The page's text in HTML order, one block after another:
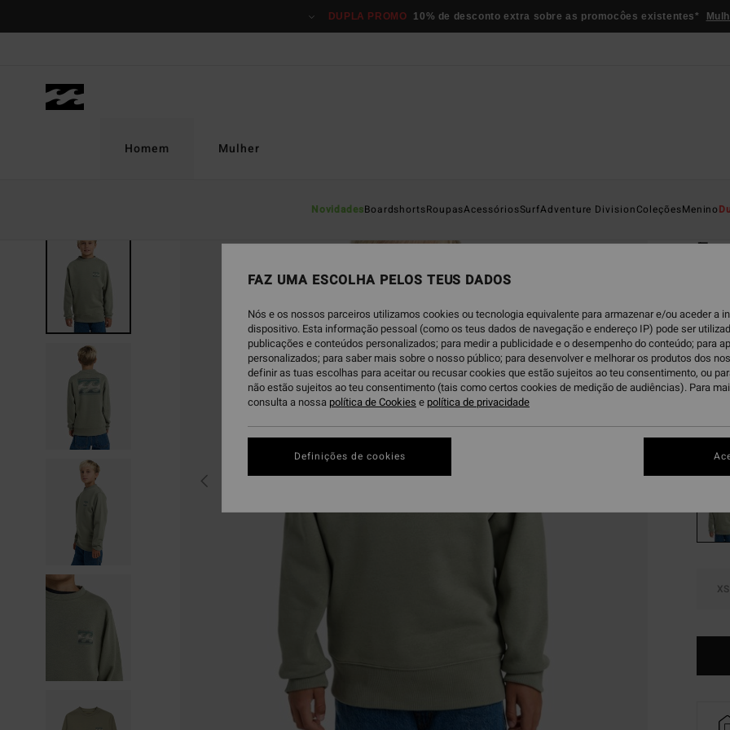
produto
DUPLA PROMO 10% de desconto extra sobre as promocôes existentes*
Homem
NovidadesBoardshortsRoupasAcessóriosSurfAdventure DivisionColeçõesMenino
Mulher
ECO-
€
€
Cor
XS
FAZ UMA ESCOLHA PELOS TEUS DADOS
Nós e os nossos parceiros utilizamos cookies ou tecnologia equivalente para armazenar e/ou aceder a
dispositivo. Esta informação pessoal (como os teus dados de navegação e endereço IP) pode ser
publicações e conteúdos personalizados; para medir a publicidade e o desempenho do conteúdo; para
personalizados; para saber mais sobre o nosso público; para desenvolver e melhorar os produtos dos
definir as tuas escolhas para aceitar ou recusar cookies que estão sujeitos ao teu consentimento, ou
não estão sujeitos ao teu consentimento (tais como certos cookies de medição de audiências). Para
consulta a nossa política de Cookies e política de privacidade
Definições de cookies